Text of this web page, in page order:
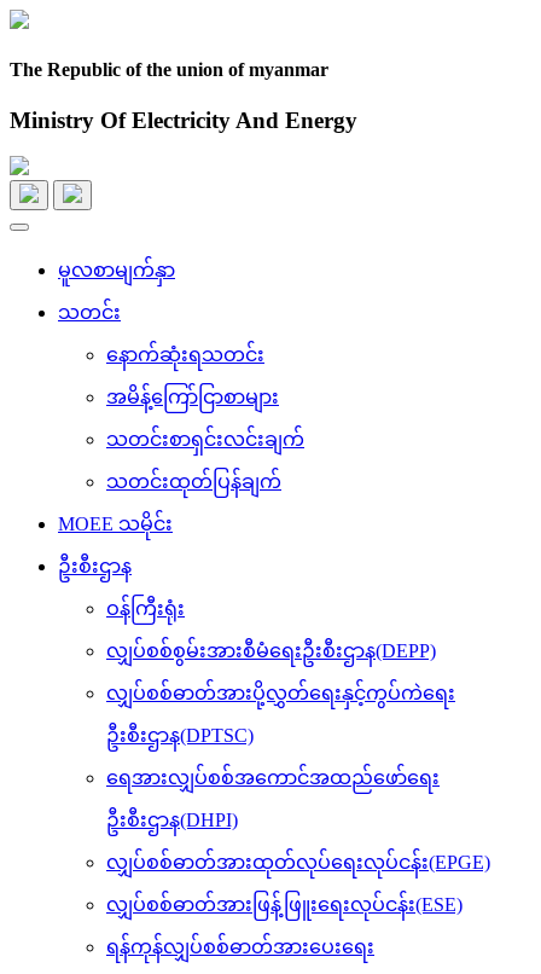
The Republic of the union of myanmar
Ministry Of Electricity And Energy
Toggle
မူလစာမျက်နှာ
သတင်း
နောက်ဆုံးရသတင်း
အမိန့်ကြော်ငြာစာများ
သတင်းစာရှင်းလင်းချက်
သတင်းထုတ်ပြန်ချက်
MOEE သမိုင်း
ဦးစီးဌာန
ဝန်ကြီးရုံး
လျှပ်စစ်စွမ်းအားစီမံရေးဦးစီးဌာန(DEPP)
လျှပ်စစ်ဓာတ်အားပို့လွှတ်ရေးနှင့်ကွပ်ကဲရေး
ဦးစီးဌာန(DPTSC)
ရေအားလျှပ်စစ်အကောင်အထည်ဖော်ရေး
ဦးစီးဌာန(DHPI)
လျှပ်စစ်ဓာတ်အားထုတ်လုပ်ရေးလုပ်ငန်း(EPGE)
လျှပ်စစ်ဓာတ်အားဖြန့်ဖြူးရေးလုပ်ငန်း(ESE)
ရန်ကုန်လျှပ်စစ်ဓာတ်အားပေးရေး